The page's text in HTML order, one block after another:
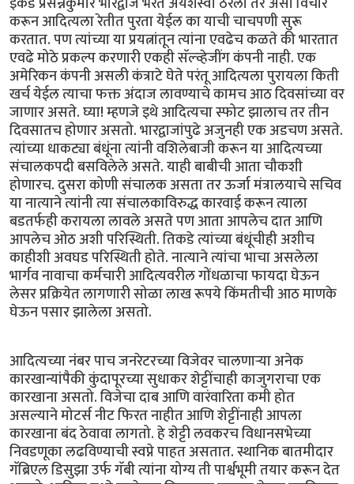
करून आदित्यला रेतीत पुरता येईल का याची चाचपणी सुरू
करतात. पण त्यांच्या या प्रयत्नांतून त्यांना एवढेच कळते की भारतात
एवढे मोठे प्रकल्प करणारी एकही सॅल्व्हेजींग कंपनी नाही. एक
अमेरिकन कंपनी असली कंत्राटे घेते परंतू आदित्यला पुरायला किती
खर्च येईल त्याचा फक्त अंदाज लावण्याचे कामच आठ दिवसांच्या वर
जाणार असते. घ्या! म्हणजे इथे आदित्यचा स्फोट झालाच तर तीन
दिवसातच होणार असतो. भारद्वाजांपुढे अजुनही एक अडचण असते.
त्यांच्या धाकट्या बंधूंना त्यांनी वशिलेबाजी करून या आदित्यच्या
संचालकपदी बसविलेले असते. याही बाबीची आता चौकशी
होणारच. दुसरा कोणी संचालक असता तर ऊर्जा मंत्रालयाचे सचिव
या नात्याने त्यांनी त्या संचालकाविरुद्ध कारवाई करून त्याला
बडतर्फही करायला लावले असते पण आता आपलेच दात आणि
आपलेच ओठ अशी परिस्थिती. तिकडे त्यांच्या बंधूंचीही अशीच
काहीशी अवघड परिस्थिती होते. नात्याने त्यांचा भाचा असलेला
भार्गव नावाचा कर्मचारी आदित्यवरील गोंधळाचा फायदा घेऊन
लेसर प्रक्रियेत लागणारी सोळा लाख रूपये किंमतीची आठ माणके
घेऊन पसार झालेला असतो.
आदित्यच्या नंबर पाच जनरेटरच्या विजेवर चालणार्‍या अनेक
कारखान्यांपैकी कुंदापूरच्या सुधाकर शेट्टींचाही काजुगराचा एक
कारखाना असतो. विजेचा दाब आणि वारंवारिता कमी होत
असल्याने मोटर्स नीट फिरत नाहीत आणि शेट्टींनाही आपला
कारखाना बंद ठेवावा लागतो. हे शेट्टी लवकरच विधानसभेच्या
निवडणूका लढविण्याची स्वप्ने पाहत असतात. स्थानिक बातमीदार
गॅब्रिएल डिसुझा उर्फ गॅबी त्यांना योग्य ती पार्श्वभूमी तयार करून देत